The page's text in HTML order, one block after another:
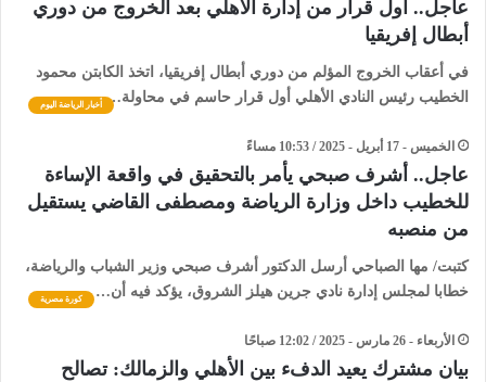
عاجل.. أول قرار من إدارة الأهلي بعد الخروج من دوري
أبطال إفريقيا
في أعقاب الخروج المؤلم من دوري أبطال إفريقيا، اتخذ الكابتن محمود
الخطيب رئيس النادي الأهلي أول قرار حاسم في محاولة…
أخبار الرياضة اليوم
الخميس - 17 أبريل - 2025 / 10:53 مساءً
عاجل.. أشرف صبحي يأمر بالتحقيق في واقعة الإساءة
للخطيب داخل وزارة الرياضة ومصطفى القاضي يستقيل
من منصبه
كتبت/ مها الصباحي أرسل الدكتور أشرف صبحي وزير الشباب والرياضة،
خطابا لمجلس إدارة نادي جرين هيلز الشروق، يؤكد فيه أن…
كورة مصرية
الأربعاء - 26 مارس - 2025 / 12:02 صباحًا
بيان مشترك يعيد الدفء بين الأهلي والزمالك: تصالح